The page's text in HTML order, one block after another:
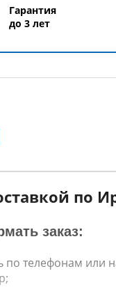
Гарантия
до 3 лет
по
заказ:
по телефонам или